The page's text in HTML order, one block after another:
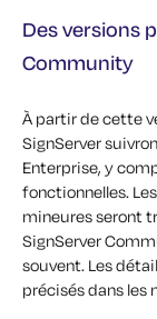
Des versions
Community
À partir de cette
SignServer
Enterprise, y
fonctionnelles.
mineures seront
SignServer
souvent. Les
précisés dans les